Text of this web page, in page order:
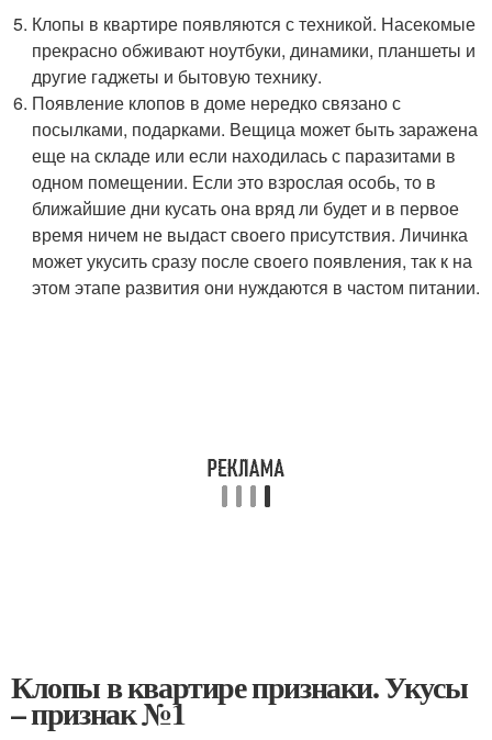
Клопы в квартире появляются с техникой. Насекомые
прекрасно обживают ноутбуки, динамики, планшеты и
другие гаджеты и бытовую технику.
Появление клопов в доме нередко связано с
посылками, подарками. Вещица может быть заражена
еще на складе или если находилась с паразитами в
одном помещении. Если это взрослая особь, то в
ближайшие дни кусать она вряд ли будет и в первое
время ничем не выдаст своего присутствия. Личинка
может укусить сразу после своего появления, так к на
этом этапе развития они нуждаются в частом питании.
Клопы в квартире признаки. Укусы
– признак №1